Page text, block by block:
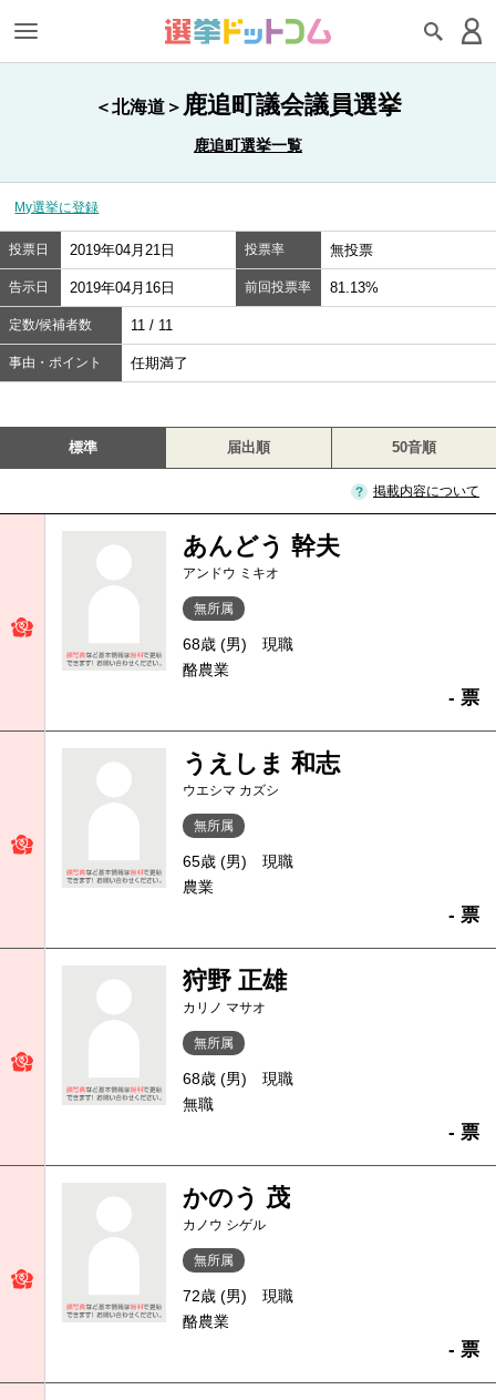
＜北海道＞ 鹿追町議会議員選挙
鹿追町選挙一覧
My選挙に登録
投票日 2019年04月21日 投票率 無投票
告示日 2019年04月16日 前回投票率 81.13%
定数/候補者数 11 / 11
事由・ポイント 任期満了
標準 届出順 50音順
掲載内容について
あんどう 幹夫
アンドウ ミキオ
無所属
68歳 (男)
現職
酪農業
- 票
うえしま 和志
ウエシマ カズシ
無所属
65歳 (男)
現職
農業
- 票
狩野 正雄
カリノ マサオ
無所属
68歳 (男)
現職
無職
- 票
かのう 茂
カノウ シゲル
無所属
72歳 (男)
現職
酪農業
- 票